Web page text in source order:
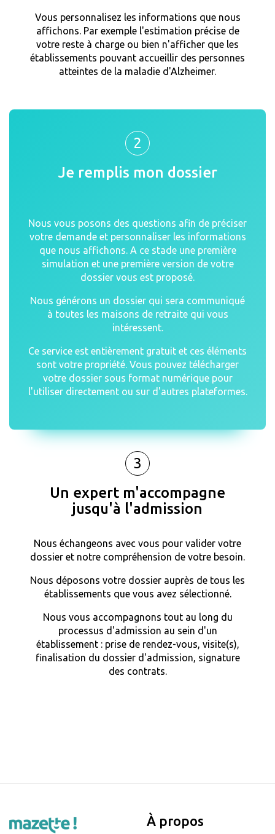
Vous personnalisez les informations que nous
affichons. Par exemple l'estimation précise de
votre reste à charge ou bien n'afficher que les
établissements pouvant accueillir des personnes
atteintes de la maladie d'Alzheimer.
2
Je remplis mon dossier
Nous vous posons des questions afin de préciser
votre demande et personnaliser les informations
que nous affichons. A ce stade une première
simulation et une première version de votre
dossier vous est proposé.
Nous générons un dossier qui sera communiqué
à toutes les maisons de retraite qui vous
intéressent.
Ce service est entièrement gratuit et ces éléments
sont votre propriété. Vous pouvez télécharger
votre dossier sous format numérique pour
l'utiliser directement ou sur d'autres plateformes.
3
Un expert m'accompagne
jusqu'à l'admission
Nous échangeons avec vous pour valider votre
dossier et notre compréhension de votre besoin.
Nous déposons votre dossier auprès de tous les
établissements que vous avez sélectionné.
Nous vous accompagnons tout au long du
processus d'admission au sein d'un
établissement : prise de rendez-vous, visite(s),
finalisation du dossier d'admission, signature
des contrats.
À propos